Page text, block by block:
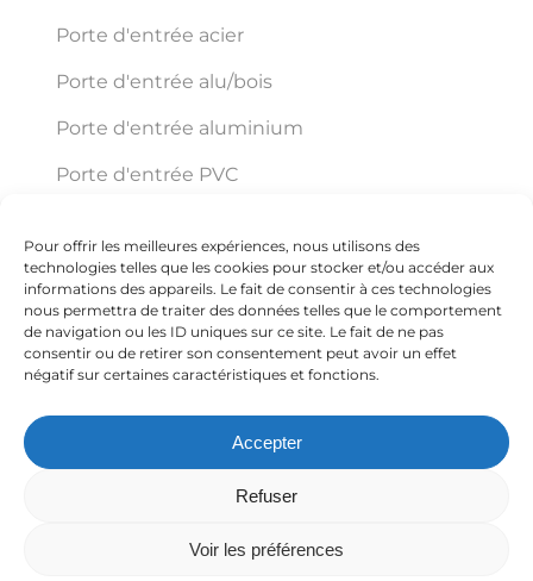
Pour offrir les meilleures expériences, nous utilisons des
technologies telles que les cookies pour stocker et/ou accéder aux
informations des appareils. Le fait de consentir à ces technologies
nous permettra de traiter des données telles que le comportement
de navigation ou les ID uniques sur ce site. Le fait de ne pas
consentir ou de retirer son consentement peut avoir un effet
négatif sur certaines caractéristiques et fonctions.
Accepter
Refuser
Voir les préférences
Porte d'entrée acier
Porte d'entrée alu/bois
Porte d'entrée aluminium
Porte d'entrée PVC
Éco Pro Habitat
150 VC ZI Trajean Chemin Delmer ZI TRAJAN
59570 Bavay
+33 3 27 67 54 59